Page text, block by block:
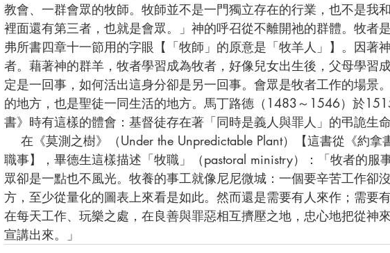
教會、一群會眾的牧師。牧師並不是一門獨立存在的行業，也不是我
裡面還有第三者，也就是會眾。」神的呼召從不離開祂的群體。牧者
弗所書四章十一節用的字眼【「牧師」的原意是「牧羊人」】。因著
者。藉著神的群羊，牧者學習成為牧者，好像兒女出生後，父母學習
定是一回事，如何活出這身分卻是另一回事。會眾是牧者工作的場景
的地方，也是聖徒一同生活的地方。馬丁路德（1483～1546）於
書》時有這樣的體會：基督徒存在著「同時是義人與罪人」的弔詭生命
職事】，畢德生這樣描述「牧職」（pastoral ministry）：「牧者的服
眾卻是一點也不風光。牧養的事工就像尼尼微城：一個要辛苦工作卻
方，至少從量化的圖表上來看是如此。然而還是需要有人來作；需要
在每天工作、玩樂之處，在良善與罪惡相互擠壓之地，忠心地把從神
宣講出來。」